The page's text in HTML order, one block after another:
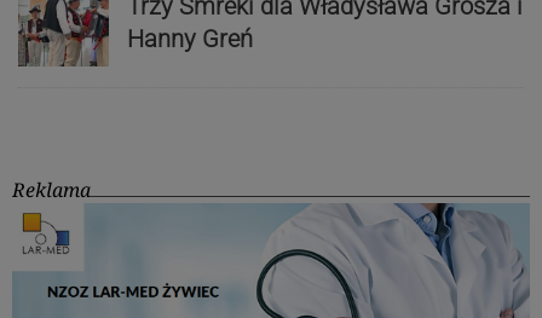
Trzy Smreki dla Władysława Grosza i
Hanny Greń
Reklama